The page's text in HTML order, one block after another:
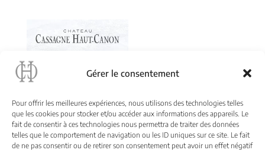
Gérer le consentement
Pour offrir les meilleures expériences, nous utilisons des technologies telles
que les cookies pour stocker et/ou accéder aux informations des appareils. Le
fait de consentir à ces technologies nous permettra de traiter des données
telles que le comportement de navigation ou les ID uniques sur ce site. Le fait
de ne pas consentir ou de retirer son consentement peut avoir un effet négatif
CHÈQUES CADEAUX
Valeur au choix